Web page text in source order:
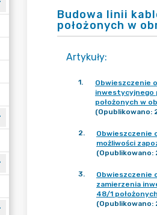
Budowa linii
położonych w
Artykuły:
1.
Obwieszczenie
inwestycyjnego
położonych w
(Opublikowano:
2.
Obwieszczenie
możliwości
3.
Obwieszczenie
zamierzenia
48/1